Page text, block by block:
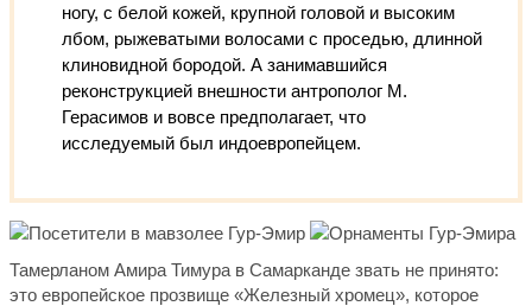
ногу, с белой кожей, крупной головой и высоким
лбом, рыжеватыми волосами с проседью, длинной
клиновидной бородой. А занимавшийся
реконструкцией внешности антрополог М.
Герасимов и вовсе предполагает, что
исследуемый был индоевропейцем.
Тамерланом Амира Тимура в Самарканде звать не принято:
это европейское прозвище «Железный хромец», которое